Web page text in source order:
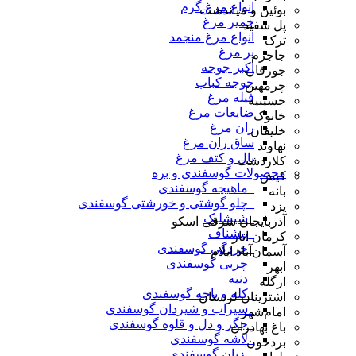
انواع مرغ گرم
خمیر مرغ
انواع مرغ منجمد
پر مرغ
اکبر جوجه
جوجه کباب
فیله مرغ
ضایعات مرغ
ران مرغ
ساق ران مرغ
بال و کتف مرغ
محصولات گوسفندی و بره
_ماهیچه گوسفندی
_چلو گوشتی و خورشتی گوسفندی
_شیشلیک
_پیشناف
_خردگی گوسفندی
_چربی گوسفندی
_دنبه
_کله و پاچه گوسفندی
_سیراب و شیردان گوسفندی
_جگر و دل و قلوه گوسفندی
_لاشه گوسفندی
بوئین و میاندشت
پل سفید
ترک
جاجرم
جورقان
چرمهین
حسینیه
خانوک
خلیفان
نهاوند
کلاردشت
کیش
بانه
یزد
آذربایجان شرقی اسکو
کرمان انار
آسمان‌آباد ایلام
ابهر
ازگله
اشترینان لرستان
امام‌شهر
باغ بهادران
بردخون